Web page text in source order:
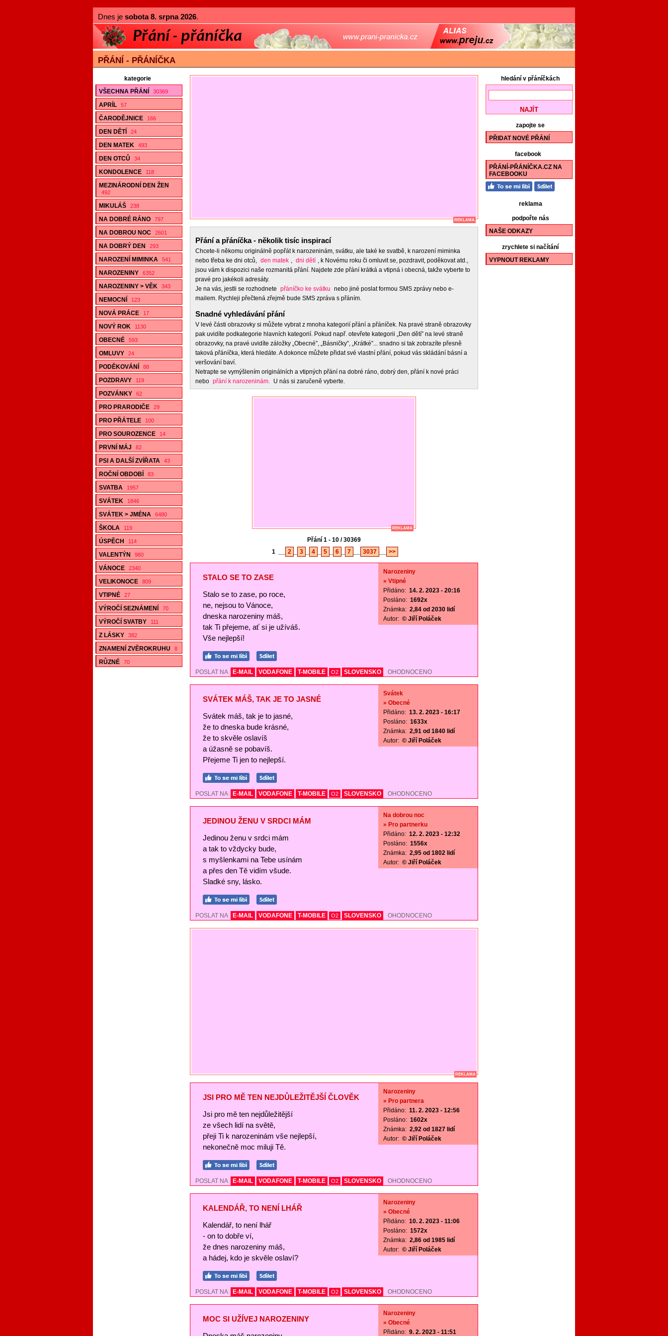
Dnes je sobota 8. srpna 2026.
PŘÁNÍ - PŘÁNÍČKA
kategorie
VŠECHNA PŘÁNÍ
30369
APRÍL 57
ČARODĚJNICE 166
DEN DĚTÍ 24
DEN MATEK 493
DEN OTCŮ 34
KONDOLENCE 118
MEZINÁRODNÍ DEN ŽEN
492
MIKULÁŠ 238
NA DOBRÉ RÁNO 797
NA DOBROU NOC 2601
NA DOBRÝ DEN 293
NAROZENÍ MIMINKA 541
NAROZENINY 6352
NAROZENINY > VĚK 343
NEMOCNÍ 123
NOVÁ PRÁCE 17
NOVÝ ROK 1130
OBECNÉ 593
OMLUVY 24
PODĚKOVÁNÍ 88
POZDRAVY 119
POZVÁNKY 62
PRO PRARODIČE 29
PRO PŘÁTELE 100
PRO SOUROZENCE 14
PRVNÍ MÁJ 82
PSI A DALŠÍ ZVÍŘATA 43
ROČNÍ OBDOBÍ 83
SVATBA 1957
SVÁTEK 1846
SVÁTEK > JMÉNA 6480
ŠKOLA 119
ÚSPĚCH 114
VALENTÝN 980
VÁNOCE 2340
VELIKONOCE 809
VTIPNÉ 27
VÝROČÍ SEZNÁMENÍ 70
VÝROČÍ SVATBY 111
Z LÁSKY 382
ZNAMENÍ ZVĚROKRUHU 8
RŮZNÉ 70
REKLAMA
Přání a přáníčka - několik tisíc inspirací
Chcete-li někomu originálně popřát k narozeninám, svátku, ale také ke svatbě, k narození miminka
nebo třeba ke dni otců, den matek , dni dětí , k Novému roku či omluvit se, pozdravit, poděkovat atd.,
jsou vám k dispozici naše rozmanitá přání. Najdete zde přání krátká a vtipná i obecná, takže vyberte to
pravé pro jakékoli adresáty.
Je na vás, jestli se rozhodnete přáníčko ke svátku nebo jiné poslat formou SMS zprávy nebo e-
mailem. Rychleji přečtená zřejmě bude SMS zpráva s přáním.
Snadné vyhledávání přání
V levé části obrazovky si můžete vybrat z mnoha kategorií přání a přáníček. Na pravé straně obrazovky
pak uvidíte podkategorie hlavních kategorií. Pokud např. otevřete kategorii „Den dětí” na levé straně
obrazovky, na pravé uvidíte záložky „Obecné”, „Básničky”, „Krátké”... snadno si tak zobrazíte přesně
taková přáníčka, která hledáte. A dokonce můžete přidat své vlastní přání, pokud vás skládání básní a
veršování baví.
Netrapte se vymýšlením originálních a vtipných přání na dobré ráno, dobrý den, přání k nové práci
nebo přání k narozeninám. U nás si zaručeně vyberte.
REKLAMA
Přání 1 - 10 / 30369
1
2 3 4 5 6 7 3037 >>
STALO SE TO ZASE
Stalo se to zase, po roce,
ne, nejsou to Vánoce,
dneska narozeniny máš,
tak Ti přejeme, ať si je užíváš.
Vše nejlepší!
Narozeniny
» Vtipné
Přidáno: 14. 2. 2023 - 20:16
Posláno: 1692x
Známka: 2,84 od 2030 lidí
Autor: © Jiří Poláček
POSLAT NA E-MAIL VODAFONE T-MOBILE O2 SLOVENSKO OHODNOCENO
SVÁTEK MÁŠ, TAK JE TO JASNÉ
Svátek máš, tak je to jasné,
že to dneska bude krásné,
že to skvěle oslavíš
a úžasně se pobavíš.
Přejeme Ti jen to nejlepší.
Svátek
» Obecné
Přidáno: 13. 2. 2023 - 16:17
Posláno: 1633x
Známka: 2,91 od 1840 lidí
Autor: © Jiří Poláček
POSLAT NA E-MAIL VODAFONE T-MOBILE O2 SLOVENSKO OHODNOCENO
JEDINOU ŽENU V SRDCI MÁM
Jedinou ženu v srdci mám
a tak to vždycky bude,
s myšlenkami na Tebe usínám
a přes den Tě vidím všude.
Sladké sny, lásko.
Na dobrou noc
» Pro partnerku
Přidáno: 12. 2. 2023 - 12:32
Posláno: 1556x
Známka: 2,95 od 1802 lidí
Autor: © Jiří Poláček
POSLAT NA E-MAIL VODAFONE T-MOBILE O2 SLOVENSKO OHODNOCENO
REKLAMA
JSI PRO MĚ TEN NEJDŮLEŽITĚJŠÍ ČLOVĚK
Jsi pro mě ten nejdůležitější
ze všech lidí na světě,
přeji Ti k narozeninám vše nejlepší,
nekonečně moc miluji Tě.
Narozeniny
» Pro partnera
Přidáno: 11. 2. 2023 - 12:56
Posláno: 1602x
Známka: 2,92 od 1827 lidí
Autor: © Jiří Poláček
POSLAT NA E-MAIL VODAFONE T-MOBILE O2 SLOVENSKO OHODNOCENO
KALENDÁŘ, TO NENÍ LHÁŘ
Kalendář, to není lhář
- on to dobře ví,
že dnes narozeniny máš,
a hádej, kdo je skvěle oslaví?
Narozeniny
» Obecné
Přidáno: 10. 2. 2023 - 11:06
Posláno: 1572x
Známka: 2,86 od 1985 lidí
Autor: © Jiří Poláček
POSLAT NA E-MAIL VODAFONE T-MOBILE O2 SLOVENSKO OHODNOCENO
MOC SI UŽÍVEJ NAROZENINY
Narozeniny
» Obecné
Přidáno: 9. 2. 2023 - 11:51
hledání v přáníčkách
zapojte se
PŘIDAT NOVÉ PŘÁNÍ
facebook
PŘÁNÍ-PŘÁNÍČKA.CZ NA
FACEBOOKU
reklama
podpořte nás
NAŠE ODKAZY
zrychlete si načítání
VYPNOUT REKLAMY